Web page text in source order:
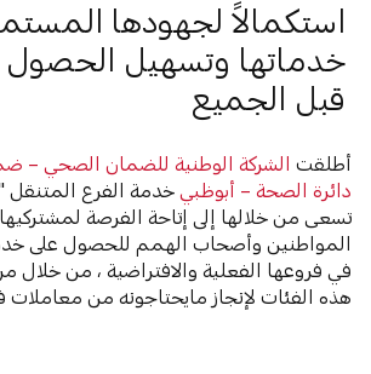
استكمالاً لجهودها
خدماتها وتسهيل الحصول
قبل الجميع
أطلقتالشركة الوطنية للضمان الصحي –
دائرة الصحة – أبوظبي خدمة الفرع المتنقل
تسعى من خلالها إلى إتاحة الفرصة لمشتركيها
المواطنين وأصحاب الهمم للحصول على
في فروعها الفعلية والافتراضية ، من خلال
هذه الفئات لإنجاز مايحتاجونه من معاملات